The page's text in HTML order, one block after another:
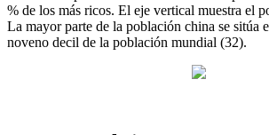
% de los más ricos. El eje vertical muestra el
La mayor parte de la población china se sitúa
noveno decil de la población mundial (32).